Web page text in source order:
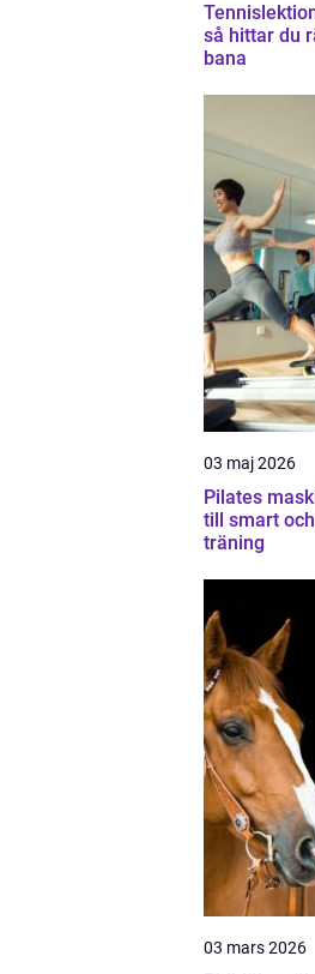
så hittar du
bana
03 maj 2026
Pilates maskiner
till smart
träning
03 mars 2026